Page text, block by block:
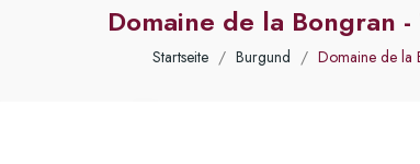
Domaine de la Bongran
Startseite Burgund Domaine de la